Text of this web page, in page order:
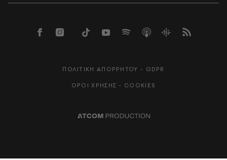
ΠΟΛΙΤΙΚΗ ΑΠΟΡΡΗΤΟΥ - GDPR
ΟΡΟΙ ΧΡΗΣΗΣ - COOKIES